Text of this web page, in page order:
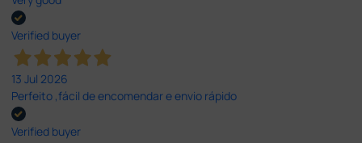
Verified buyer
13 Jul 2026
Perfeito ,fácil de encomendar e envio rápido
Verified buyer